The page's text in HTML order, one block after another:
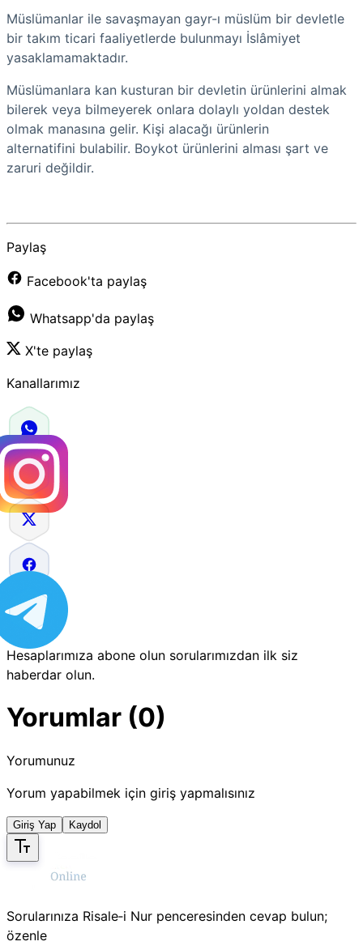
Müslümanlar ile savaşmayan gayr-ı müslüm bir devletle
bir takım ticari faaliyetlerde bulunmayı İslâmiyet
yasaklamamaktadır.
Müslümanlara kan kusturan bir devletin ürünlerini almak
bilerek veya bilmeyerek onlara dolaylı yoldan destek
olmak manasına gelir. Kişi alacağı ürünlerin
alternatifini bulabilir. Boykot ürünlerini alması şart ve
zaruri değildir.
Paylaş
Facebook'ta paylaş
Whatsapp'da paylaş
X'te paylaş
Kanallarımız
Hesaplarımıza abone olun sorularımızdan ilk siz
haberdar olun.
Yorumlar (0)
Yorumunuz
Yorum yapabilmek için giriş yapmalısınız
Giriş Yap Kaydol
Sorularınıza Risale‑i Nur penceresinden cevap bulun;
özenle